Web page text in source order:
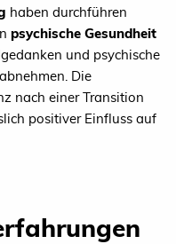
haben durchführen
psychische Gesundheit
und psychische
Die
nach einer Transition
positiver Einfluss auf